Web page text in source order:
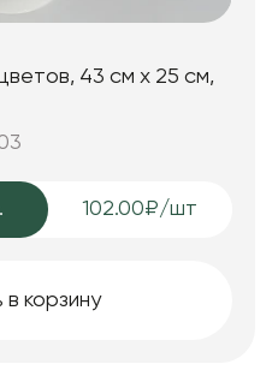
43 см х 25 см,
102.00₽/шт
корзину